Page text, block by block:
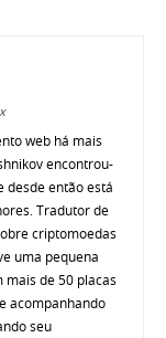
web há mais
encontrou-
desde então está
Tradutor de
criptomoedas
uma pequena
de 50 placas
acompanhando
seu